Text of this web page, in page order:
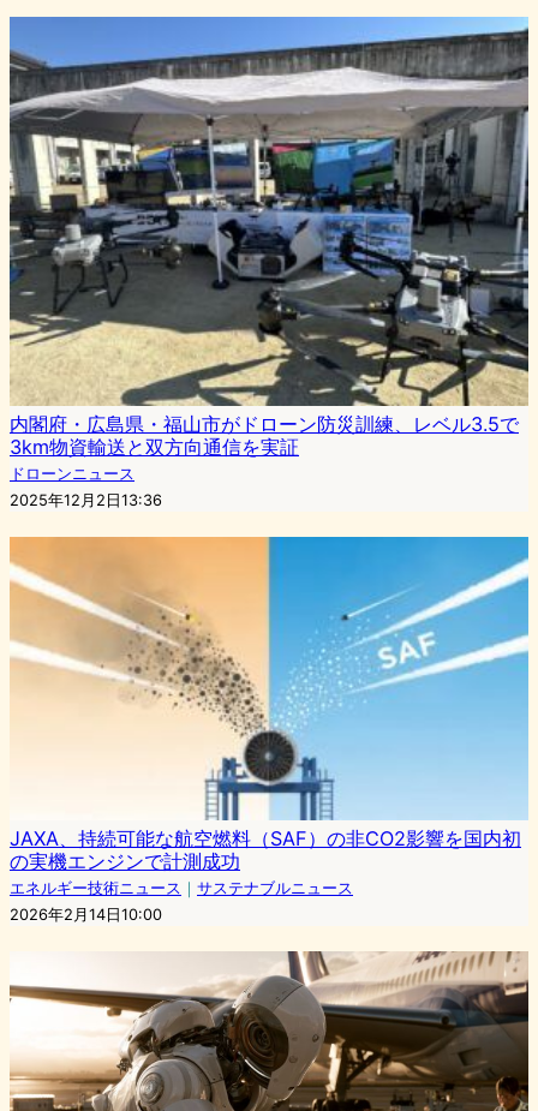
内閣府・広島県・福山市がドローン防災訓練、レベル3.5で
3km物資輸送と双方向通信を実証
ドローンニュース
2025年12月2日13:36
JAXA、持続可能な航空燃料（SAF）の非CO2影響を国内初
の実機エンジンで計測成功
エネルギー技術ニュース ｜ サステナブルニュース
2026年2月14日10:00